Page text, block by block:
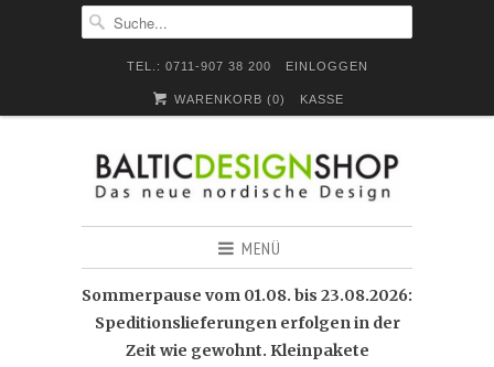
TEL.: 0711-907 38 200 EINLOGGEN
WARENKORB (0) KASSE
MENÜ
Sommerpause vom 01.08. bis 23.08.2026:
Speditionslieferungen erfolgen in der
Zeit wie gewohnt. Kleinpakete